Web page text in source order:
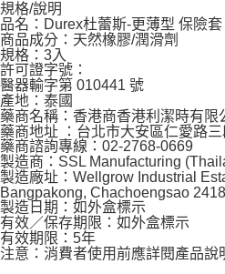
規格/說明
品名：Durex杜蕾斯-更薄型 保險套
商品成分：天然橡膠/潤滑劑
規格：3入
許可證字號：
醫器輸字第 010441 號
產地：泰國
藥商名稱：香港商香港利潔時有限
藥商地址 ：台北市大安區仁愛路
藥商諮詢專線：02-2768-0669
製造商：SSL Manufacturing
製造廠址：Wellgrow Industrial
Bangpakong, Chachoengsao
製造日期：如外盒標示
有效／保存期限：如外盒標示
有效期限：5年
注意：消費者使用前應詳閱產品說